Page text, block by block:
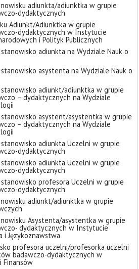
adiunkta/adiunktka w grupie
dydaktycznych
Adiunkt/Adiunktka w grupie
dydaktycznych w Instytucie
i Polityk Publicznych
adiunkta na Wydziale Nauk o
asystenta na Wydziale Nauk o
adiunkt/adiunktka w grupie
– dydaktycznych na Wydziale
asystent/asystentka w grupie
– dydaktycznych na Wydziale
adiunkta Uczelni w grupie
dydaktycznych
adiunkta Uczelni w grupie
dydaktycznych
profesora Uczelni w grupie
dydaktycznych
adiunkt/adiunktka w grupie
Asystenta/asystentka w grupie
dydaktycznych w Instytucie
Językoznawstwa
profesora uczelni/profesorka uczelni
badawczo-dydaktycznych w
Finansów